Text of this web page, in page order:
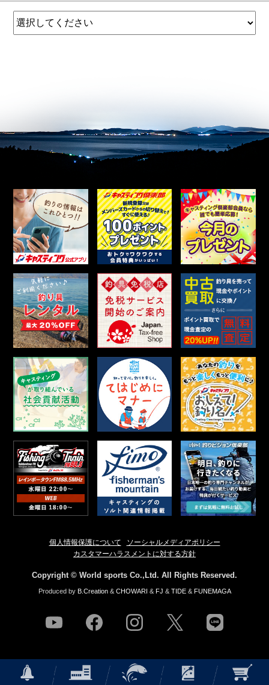
個人情報保護について
ソーシャルメディアポリシー
カスタマーハラスメントに対する方針
Copyright © World sports Co.,Ltd. All Rights Reserved.
Produced by B.Creation& CHOWARI & FJ & TIDE& FUNEMAGA
youtube facebook instagram line
NEWS 店舗情報 釣果情報 HOW TO